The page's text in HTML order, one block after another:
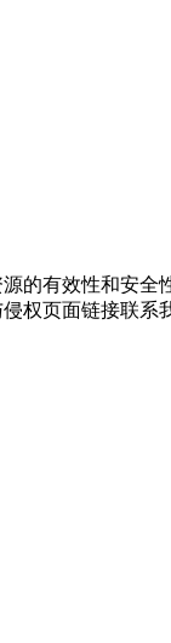
的有效性和安全
权页面链接联系